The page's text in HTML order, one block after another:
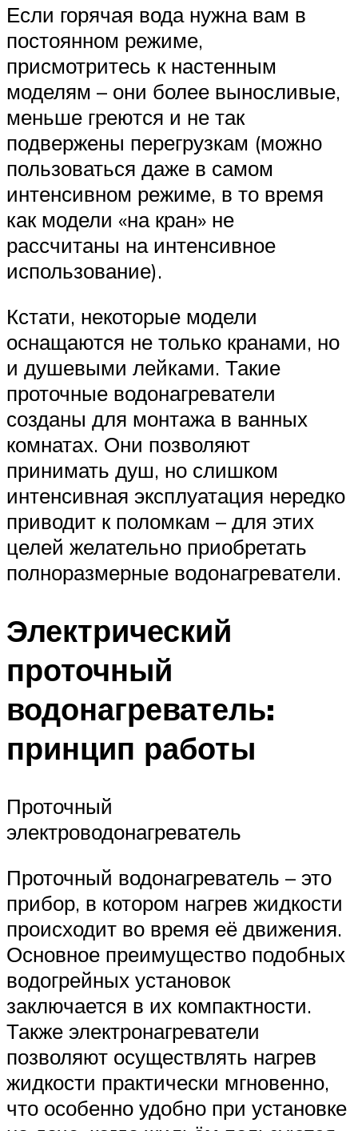
Если горячая вода нужна вам в
постоянном режиме,
присмотритесь к настенным
моделям – они более выносливые,
меньше греются и не так
подвержены перегрузкам (можно
пользоваться даже в самом
интенсивном режиме, в то время
как модели «на кран» не
рассчитаны на интенсивное
использование).
Кстати, некоторые модели
оснащаются не только кранами, но
и душевыми лейками. Такие
проточные водонагреватели
созданы для монтажа в ванных
комнатах. Они позволяют
принимать душ, но слишком
интенсивная эксплуатация нередко
приводит к поломкам – для этих
целей желательно приобретать
полноразмерные водонагреватели.
Электрический
проточный
водонагреватель:
принцип работы
Проточный
электроводонагреватель
Проточный водонагреватель – это
прибор, в котором нагрев жидкости
происходит во время её движения.
Основное преимущество подобных
водогрейных установок
заключается в их компактности.
Также электронагреватели
позволяют осуществлять нагрев
жидкости практически мгновенно,
что особенно удобно при установке